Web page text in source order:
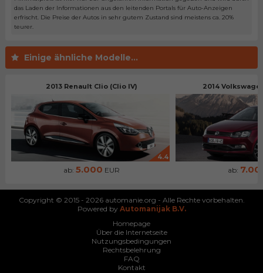
das Laden der Informationen aus den leitenden Portals für Auto-Anzeigen
erfrischt. Die Preise der Autos in sehr gutem Zustand sind meistens ca. 20%
teurer.
Einige ähnliche Modelle...
2013 Renault Clio (Clio IV)
4.4
ab:5.000 EUR
2014
ab:
Copyright © 2015 - 2026 automanie.org - Alle Rechte vorbehalten.
Powered by Automanijak B.V.
Homepage
Über die Internetseite
Nutzungsbedingungen
Rechtsbelehrung
FAQ
Kontakt